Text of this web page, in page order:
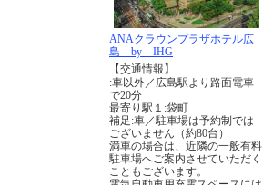
ANAクラウンプラザホテル広
島 by IHG
【交通情報】
:車以外／広島駅より路面電車
で20分
最寄り駅１:袋町
補足:車／駐車場は予約制では
ございません（約80台）
満車の場合は、近隣の一般有料
駐車場へご案内させていただく
こともございます。